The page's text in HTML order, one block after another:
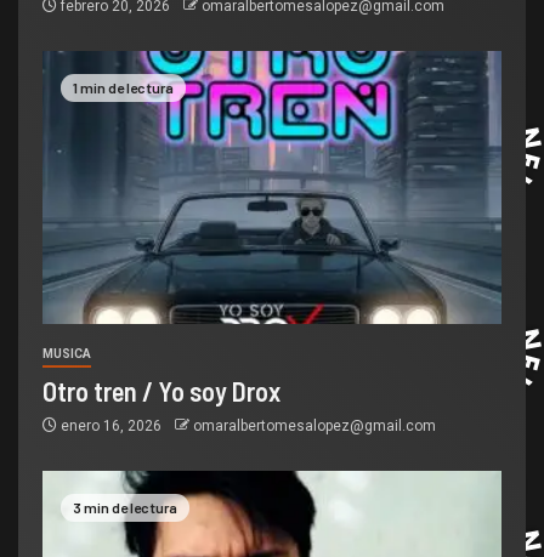
febrero 20, 2026 omaralbertomesalopez@gmail.com
1 min de lectura
MUSICA
Otro tren / Yo soy Drox
enero 16, 2026 omaralbertomesalopez@gmail.com
3 min de lectura